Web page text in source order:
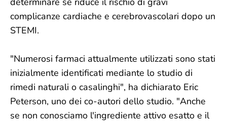
complicanze cardiache e cerebrovascolari dopo un
STEMI.
"Numerosi farmaci attualmente utilizzati sono stati
inizialmente identificati mediante lo studio di
rimedi naturali o casalinghi", ha dichiarato Eric
Peterson, uno dei co-autori dello studio. "Anche
se non conosciamo l'ingrediente attivo esatto e il